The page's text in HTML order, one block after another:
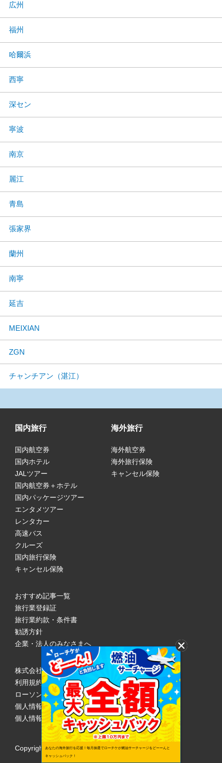
広州
福州
哈爾浜
西寧
深セン
寧波
南京
麗江
青島
張家界
蘭州
南寧
延吉
MEIXIAN
ZGN
チャンチアン（湛江）
国内旅行
国内航空券
国内ホテル
JALツアー
国内航空券＋ホテル
国内パッケージツアー
エンタメツアー
レンタカー
高速バス
クルーズ
国内旅行保険
キャンセル保険
海外旅行
海外航空券
海外旅行保険
キャンセル保険
おすすめ記事一覧
旅行業登録証
旅行業約款・条件書
勧誘方針
企業・法人のみなさまへ
株式会社ローソンエンタテインメント
利用規約
ローソンWEB会員規約
個人情報の取り扱いについて
個人情報保護方針
Copyright © 1998 Lawson Entertainment, Inc.
あなたの海外旅行を応援！毎月抽選でローチケが燃油サーチャージをどーーんと
キャッシュバック！